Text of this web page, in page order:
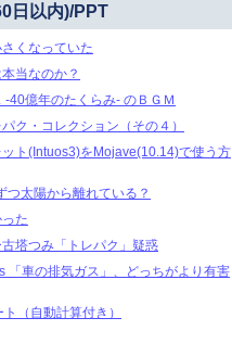
日以内)/PPT
くなっていた
当なのか？
-40億年のたくらみ- のＢＧＭ
ク・コレクション（その４）
ト(Intuos3)をMojave(10.14)で使う方
つ太陽から離れている？
た
塔つみ「トレパク」疑惑
「車の排気ガス」、どっちがより有害
（自動計算付き）